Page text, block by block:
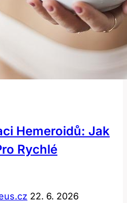
Hemeroidů: Jak
Rychlé
22. 6. 2026